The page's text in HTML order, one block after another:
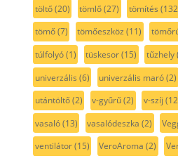
töltő(20) tömlő(27) tömítés
tömő(7) tömőeszköz (11)
túlfolyó(1) tüskesor(15) tűzhely
univerzális (6) univerzális maró(2)
utántöltő(2) v-gyűrű(2) v-szíj
vasaló(13) vasalódeszka (2)
ventilátor(15) VeroAroma (2)